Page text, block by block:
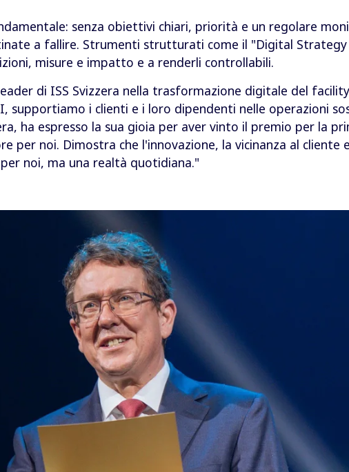
senza obiettivi chiari, priorità e un regolare
a fallire. Strumenti strutturati come il "Digital Strategy
misure e impatto e a renderli controllabili.
di ISS Svizzera nella trasformazione digitale del facility
supportiamo i clienti e i loro dipendenti nelle operazioni
ha espresso la sua gioia per aver vinto il premio per la
per noi. Dimostra che l'innovazione, la vicinanza al cliente
noi, ma una realtà quotidiana."